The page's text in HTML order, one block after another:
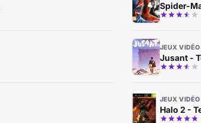
Spider-
JEUX VIDÉO
Jusant -
JEUX VIDÉO
Halo 2 -